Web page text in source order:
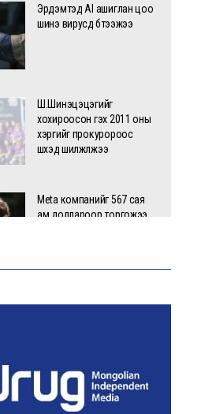
Эрдэмтэд AI ашиглан цоо
шинэ вирусүүд бүтээжээ
Ш.Шинэцэцэгийг
хохироосон гэх 2011 оны
хэргийг прокуророос
шүүхэд шилжүүлжээ
Meta компанийг 567 сая
ам.доллароор торгожээ
“Сүхбаатар дүүрэгт
үйлдвэрлэв- 2026”